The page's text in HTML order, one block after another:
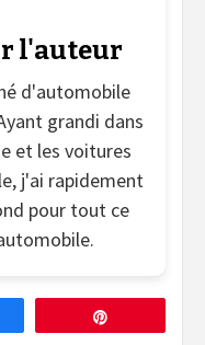
l'auteur
d'automobile
grandi dans
et les voitures
j'ai rapidement
pour tout ce